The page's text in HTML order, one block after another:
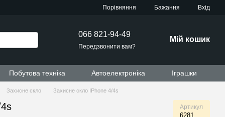
Порівняння Бажання Вхід
066 821-94-49
Передзвонити вам?
Мій кошик
Побутова техніка Автоелектроніка Іграшки
Захисне скло Захисне скло IPhone 4/4s
Артикул
6281